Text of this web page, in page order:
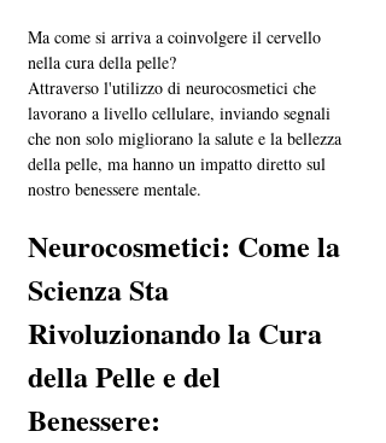
Ma come si arriva a coinvolgere il cervello
nella cura della pelle?
Attraverso l'utilizzo di neurocosmetici che
lavorano a livello cellulare, inviando segnali
che non solo migliorano la salute e la bellezza
della pelle, ma hanno un impatto diretto sul
nostro benessere mentale.
Neurocosmetici: Come la
Scienza Sta
Rivoluzionando la Cura
della Pelle e del
Benessere: